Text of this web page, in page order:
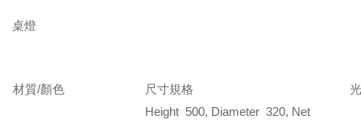
桌燈
材質/顏色 尺寸規格
Height 500, Diameter 320, Net